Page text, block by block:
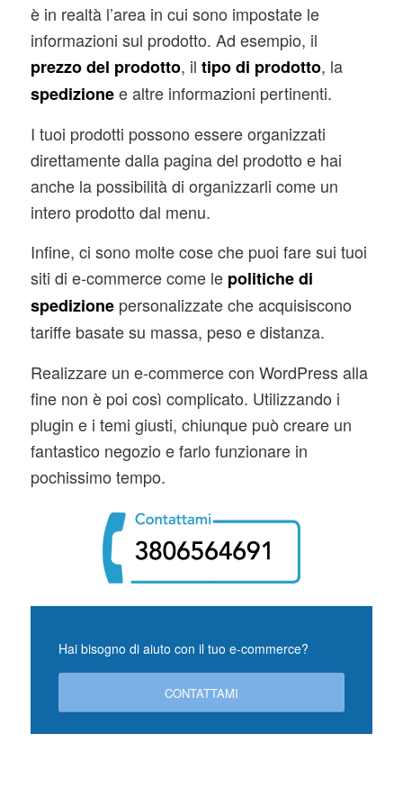
è in realtà l’area in cui sono impostate le
informazioni sul prodotto. Ad esempio, il
prezzo del prodotto, il tipo di prodotto, la
spedizionee altre informazioni pertinenti.
I tuoi prodotti possono essere organizzati
direttamente dalla pagina del prodotto e hai
anche la possibilità di organizzarli come un
intero prodotto dal menu.
Infine, ci sono molte cose che puoi fare sui tuoi
siti di e-commerce come lepolitiche di
spedizionepersonalizzate che acquisiscono
tariffe basate su massa, peso e distanza.
Realizzare un e-commerce con WordPress alla
fine non è poi così complicato. Utilizzando i
plugin e i temi giusti, chiunque può creare un
fantastico negozio e farlo funzionare in
pochissimo tempo.
Hai bisogno di aiuto con il tuo e-commerce?
CONTATTAMI